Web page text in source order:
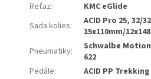
Reťaz:
KMC eGlide
Sada kolies:
ACID Pro 25, 32/
15x110mm/
Pneumatiky:
Schwalbe
622
Pedále:
ACID PP Trekking